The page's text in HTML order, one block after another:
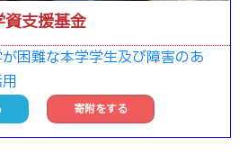
資支援基金
困難な本学学生及び障害のあ
寄附をする